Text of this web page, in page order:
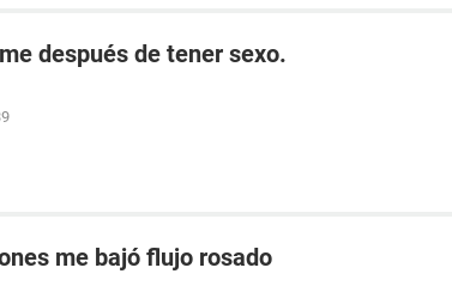
después de tener sexo.
me bajó flujo rosado